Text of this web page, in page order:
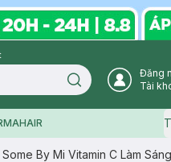
Search icon
Đăng
Tài
By Mi Vitamin C Làm